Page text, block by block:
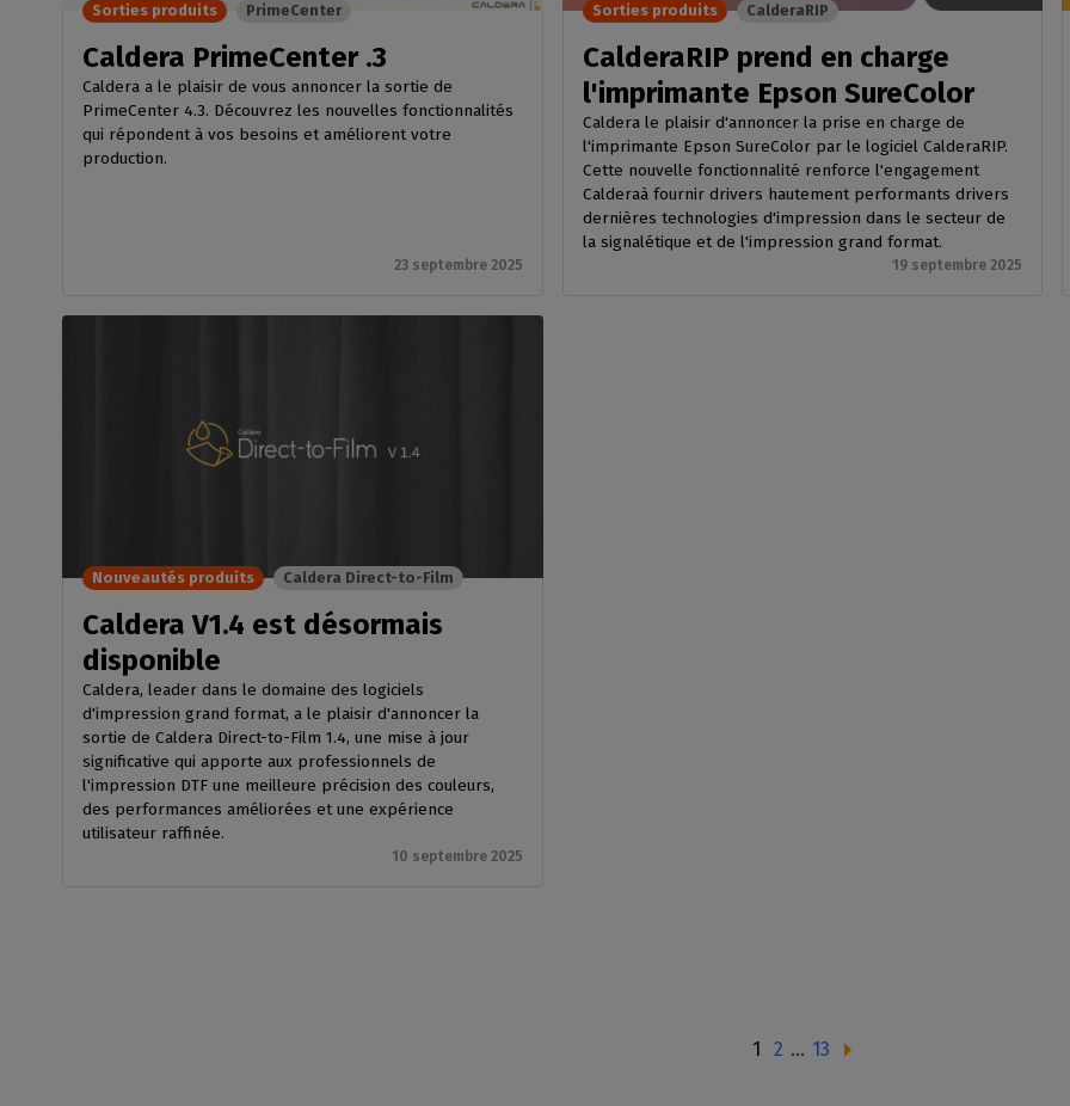
Caldera PrimeCenter .3
Caldera a le plaisir de vous annoncer la sortie de
PrimeCenter 4.3. Découvrez les nouvelles fonctionnalités
qui répondent à vos besoins et améliorent votre
production.
23 septembre 2025
Sorties produits PrimeCenter
CalderaRIP prend en charge
l'imprimante Epson SureColor
Caldera le plaisir d'annoncer la prise en charge de
l'imprimante Epson SureColor par le logiciel CalderaRIP.
Cette nouvelle fonctionnalité renforce l'engagement
Calderaà fournir drivers hautement performants drivers
dernières technologies d'impression dans le secteur de
la signalétique et de l'impression grand format.
19 septembre 2025
Sorties produits CalderaRIP
Caldera V1.4 est désormais
disponible
Caldera, leader dans le domaine des logiciels
d'impression grand format, a le plaisir d'annoncer la
sortie de Caldera Direct-to-Film 1.4, une mise à jour
significative qui apporte aux professionnels de
l'impression DTF une meilleure précision des couleurs,
des performances améliorées et une expérience
utilisateur raffinée.
10 septembre 2025
Nouveautés produits Caldera Direct-to-Film
1 2 … 13